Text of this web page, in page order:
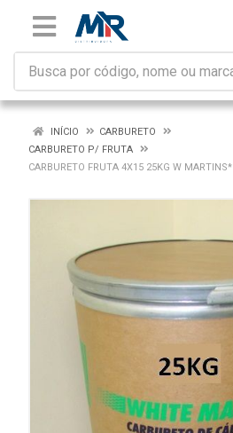
INÍCIO
CARBURETO
CARBURETO P/ FRUTA
CARBURETO FRUTA 4X15 25KG W MARTINS*